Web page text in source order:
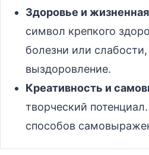
Здоровье и
символ крепкого
болезни или
выздоровление.
Креативность и
творческий
способов